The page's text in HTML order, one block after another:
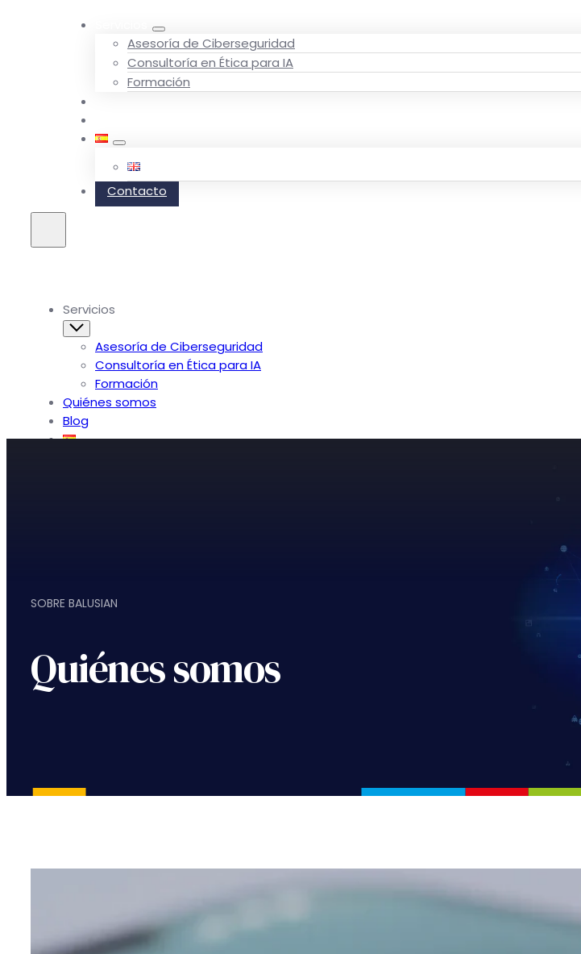
Asesoría de Ciberseguridad
Consultoría en Ética para IA
Formación
Contacto
Servicios
Asesoría de Ciberseguridad
Consultoría en Ética para IA
Formación
Quiénes somos
Blog
SOBRE BALUSIAN
Quiénes somos